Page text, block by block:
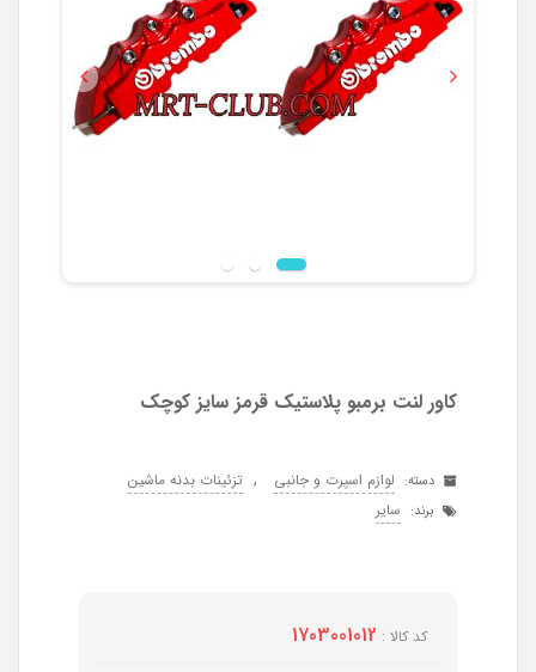
Previous Next
کاور لنت برمبو پلاستیک قرمز سایز کوچک
دسته: لوازم اسپرت و جانبی , تزئینات بدنه ماشین
برند: سایر
کد کالا : 1703001012